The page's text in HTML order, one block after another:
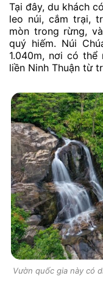
Tại đây, du khách
leo núi, cắm trại,
mòn trong rừng,
quý hiếm. Núi
1.040m, nơi có
liền Ninh Thuận từ
Vườn quốc gia này có